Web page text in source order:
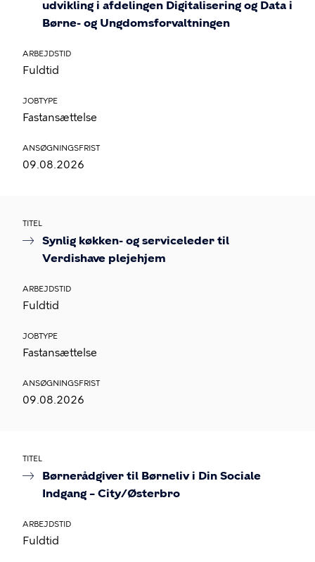
udvikling i afdelingen Digitalisering og Data i
Børne- og Ungdomsforvaltningen
ARBEJDSTID
Fuldtid
JOBTYPE
Fastansættelse
ANSØGNINGSFRIST
09.08.2026
TITEL
Synlig køkken- og serviceleder til
Verdishave plejehjem
ARBEJDSTID
Fuldtid
JOBTYPE
Fastansættelse
ANSØGNINGSFRIST
09.08.2026
TITEL
Børnerådgiver til Børneliv i Din Sociale
Indgang – City/Østerbro
ARBEJDSTID
Fuldtid